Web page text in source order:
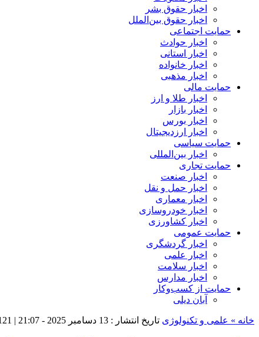
اخبار حقوق بشر
اخبار حقوق بین‌الملل
حمایت اجتماعی
اخبار حوادث
اخبار استانی
اخبار خانواده
اخبار مذهبی
حمایت مالی
اخبار طلا و ارز
اخبار بازار
اخبار بورس
اخبار ارزدیجیتال
حمایت سیاسی
اخبار بین‌المللی
حمایت تجاری
اخبار صنعت
اخبار حمل و نقل
اخبار معماری
اخبار خودروسازی
اخبار کشاورزی
حمایت عمومی
اخبار گردشگری
اخبار علمی
اخبار سلامت
اخبار مدارس
حمایت از کسب‌وکار
آبان دیلی
خانه » علمی و تکنولوژی تاریخ انتشار : 13 دسامبر 2025 - 21:07 | 121